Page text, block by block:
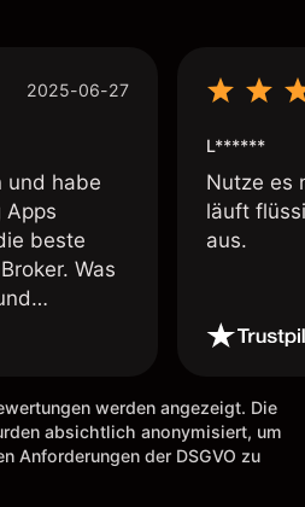
2025-06-27
und habe
Apps
beste
Was
OK.
wie es
L******
Nutze es
läuft
aus.
werden angezeigt. Die
absichtlich anonymisiert, um
Anforderungen der DSGVO zu